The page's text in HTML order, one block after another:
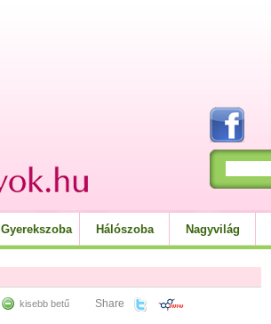
Gyerekszoba Hálószoba Nagyvilág
Share
kisebb betű